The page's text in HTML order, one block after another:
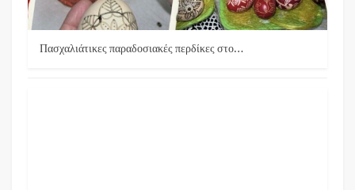
Πασχαλιάτικες παραδοσιακές περδίκες στο…